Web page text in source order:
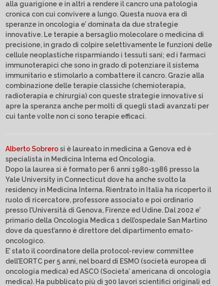
alla guarigione e in altri a rendere il cancro una patologia
cronica con cui convivere a lungo. Questa nuova era di
speranze in oncologia e’ dominata da due strategie
innovative. Le terapie a bersaglio molecolare o medicina di
precisione, in grado di colpire selettivamente le funzioni delle
cellule neoplastiche risparmiando i tessuti sani; ed i farmaci
immunoterapici che sono in grado di potenziare il sistema
immunitario e stimolarlo a combattere il cancro. Grazie alla
combinazione delle terapie classiche (chemioterapia,
radioterapia e chirurgia) con queste strategie innovative si
apre la speranza anche per molti di quegli stadi avanzati per
cui tante volte non ci sono terapie efficaci.
Alberto Sobrerosi è laureato in medicina a Genova ed è
specialista in Medicina Interna ed Oncologia.
Dopo la laurea si è formato per 6 anni 1980-1986 presso la
Yale University in Connecticut dove ha anche svolto la
residency in Medicina Interna. Rientrato in Italia ha ricoperto il
ruolo di ricercatore, professore associato e poi ordinario
presso l’Università di Genova, Firenze ed Udine. Dal 2002 e’
primario della Oncologia Medica 1 dell’ospedale San Martino
dove da quest’anno è direttore del dipartimento emato-
oncologico.
E’ stato il coordinatore della protocol-review committee
dell’EORTC per 5 anni, nel board di ESMO (società europea di
oncologia medica) ed ASCO (Societa’ americana di oncologia
medica). Ha pubblicato più di 300 lavori scientifici originali ed